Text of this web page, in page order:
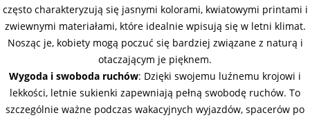
często charakteryzują się jasnymi kolorami, kwiatowymi printami i
zwiewnymi materiałami, które idealnie wpisują się w letni klimat.
Nosząc je, kobiety mogą poczuć się bardziej związane z naturą i
otaczającym je pięknem.
Wygoda i swoboda ruchów: Dzięki swojemu luźnemu krojowi i
lekkości, letnie sukienki zapewniają pełną swobodę ruchów. To
szczególnie ważne podczas wakacyjnych wyjazdów, spacerów po